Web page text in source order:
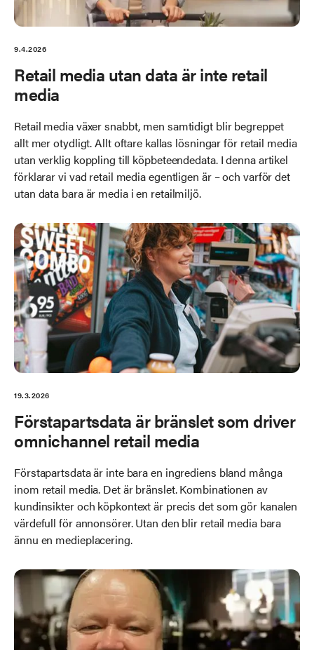
9.4.2026
Retail media utan data är inte retail
media
Retail media växer snabbt, men samtidigt blir begreppet
allt mer otydligt. Allt oftare kallas lösningar för retail media
utan verklig koppling till köpbeteendedata. I denna artikel
förklarar vi vad retail media egentligen är – och varför det
utan data bara är media i en retailmiljö.
19.3.2026
Förstapartsdata är bränslet som driver
omnichannel retail media
Förstapartsdata är inte bara en ingrediens bland många
inom retail media. Det är bränslet. Kombinationen av
kundinsikter och köpkontext är precis det som gör kanalen
värdefull för annonsörer. Utan den blir retail media bara
ännu en medieplacering.